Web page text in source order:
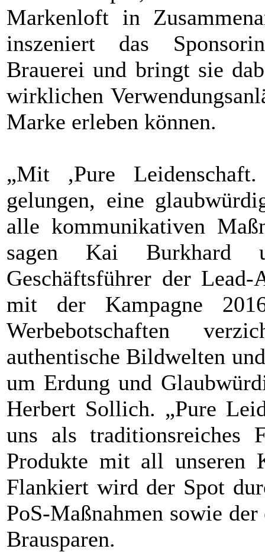
Markenloft in
inszeniert das
Brauerei und bringt sie
wirklichen
Marke erleben können.
„Mit ,Pure
gelungen, eine
alle kommunikativen
sagen Kai Burkhard
Geschäftsführer der
mit der Kampagne
Werbebotschaften
authentische Bildwelten
um Erdung und
Herbert Sollich. „Pure
uns als traditionsreiches
Produkte mit all unseren
Flankiert wird der Spot
PoS-Maßnahmen sowie
Brausparen.